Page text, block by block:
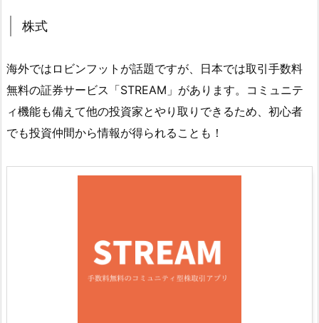
株式
海外ではロビンフットが話題ですが、日本では取引手数料
無料の証券サービス「STREAM」があります。コミュニテ
ィ機能も備えて他の投資家とやり取りできるため、初心者
でも投資仲間から情報が得られることも！